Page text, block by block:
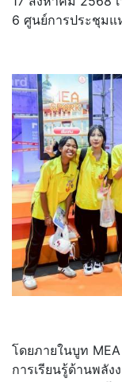
6 ศูนย์การประชุมแ
โดยภายในบูท
การเรียนรู้ด้านพลัง